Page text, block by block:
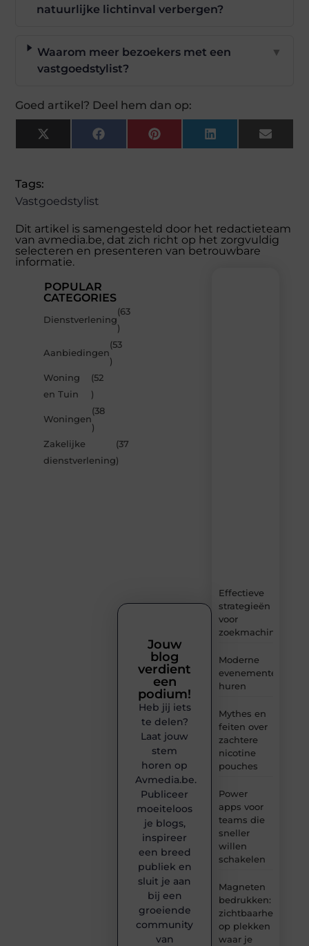
natuurlijke lichtinval verbergen?
Waarom meer bezoekers met een
vastgoedstylist?
▼
Goed artikel? Deel hem dan op:
X
(Twitter)
FacebookPinterestLinkedIn Email
Tags:
Vastgoedstylist
Dit artikel is samengesteld door het redactieteam
van avmedia.be, dat zich richt op het zorgvuldig
selecteren en presenteren van betrouwbare
informatie.
POPULAR
CATEGORIES
Dienstverlening
(63
)
Aanbiedingen
(53
)
Woning
en Tuin
(52
)
Woningen
(38
)
Zakelijke
dienstverlening
(37
)
Effectieve
strategieën
voor
Moderne
evenementenvloer
huren
Mythes en
feiten over
zachtere
nicotine
pouches
Power
apps voor
teams die
sneller
willen
schakelen
Magneten
bedrukken:
zichtbaarheid
op plekken
waar je
Jouw
blog
verdient
een
podium!
Heb jij iets
te delen?
Laat jouw
stem
horen op
Avmedia.be.
Publiceer
moeiteloos
je blogs,
inspireer
een breed
publiek en
sluit je aan
bij een
groeiende
community
van